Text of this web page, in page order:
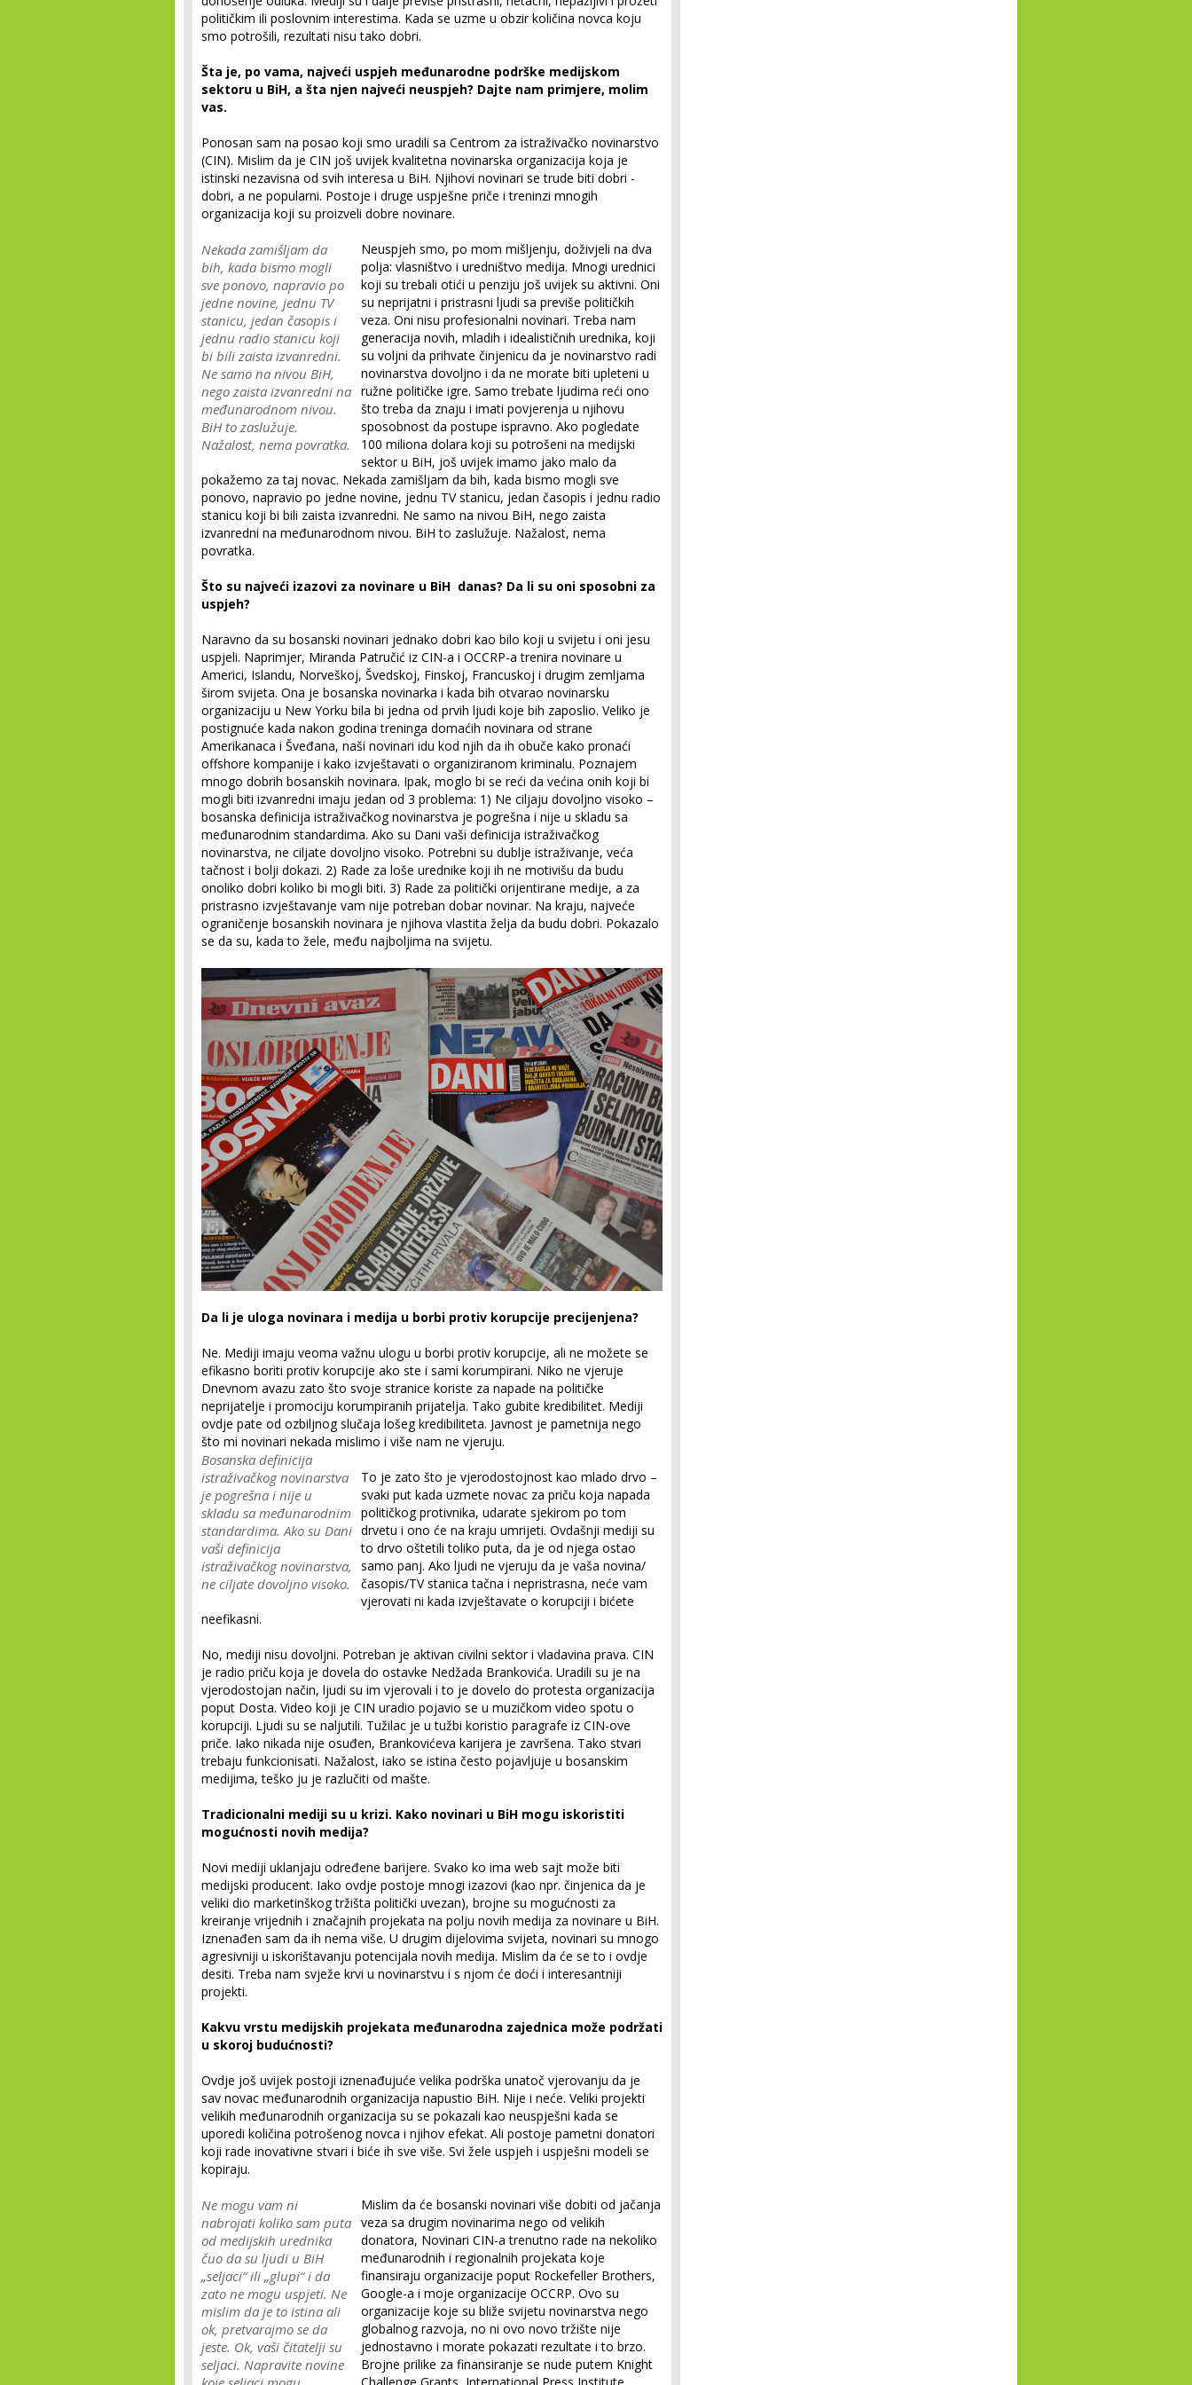
političkim ili poslovnim interestima. Kada se uzme u obzir količina novca koju
smo potrošili, rezultati nisu tako dobri.
Šta je, po vama, najveći uspjeh međunarodne podrške medijskom
sektoru u BiH, a šta njen najveći neuspjeh? Dajte nam primjere, molim
vas.
Ponosan sam na posao koji smo uradili sa Centrom za istraživačko novinarstvo
(CIN). Mislim da je CIN još uvijek kvalitetna novinarska organizacija koja je
istinski nezavisna od svih interesa u BiH. Njihovi novinari se trude biti dobri -
dobri, a ne popularni. Postoje i druge uspješne priče i treninzi mnogih
organizacija koji su proizveli dobre novinare.
Nekada zamišljam da
bih, kada bismo mogli
sve ponovo, napravio po
jedne novine, jednu TV
stanicu, jedan časopis i
jednu radio stanicu koji
bi bili zaista izvanredni.
Ne samo na nivou BiH,
nego zaista izvanredni na
međunarodnom nivou.
BiH to zaslužuje.
Nažalost, nema povratka.
Neuspjeh smo, po mom mišljenju, doživjeli na dva
polja: vlasništvo i uredništvo medija. Mnogi urednici
koji su trebali otići u penziju još uvijek su aktivni. Oni
su neprijatni i pristrasni ljudi sa previše političkih
veza. Oni nisu profesionalni novinari. Treba nam
generacija novih, mladih i idealističnih urednika, koji
su voljni da prihvate činjenicu da je novinarstvo radi
novinarstva dovoljno i da ne morate biti upleteni u
ružne političke igre. Samo trebate ljudima reći ono
što treba da znaju i imati povjerenja u njihovu
sposobnost da postupe ispravno. Ako pogledate
100 miliona dolara koji su potrošeni na medijski
sektor u BiH, još uvijek imamo jako malo da
pokažemo za taj novac. Nekada zamišljam da bih, kada bismo mogli sve
ponovo, napravio po jedne novine, jednu TV stanicu, jedan časopis i jednu radio
stanicu koji bi bili zaista izvanredni. Ne samo na nivou BiH, nego zaista
izvanredni na međunarodnom nivou. BiH to zaslužuje. Nažalost, nema
povratka.
Što su najveći izazovi za novinare u BiH danas? Da li su oni sposobni za
uspjeh?
Naravno da su bosanski novinari jednako dobri kao bilo koji u svijetu i oni jesu
uspjeli. Naprimjer, Miranda Patručić iz CIN-a i OCCRP-a trenira novinare u
Americi, Islandu, Norveškoj, Švedskoj, Finskoj, Francuskoj i drugim zemljama
širom svijeta. Ona je bosanska novinarka i kada bih otvarao novinarsku
organizaciju u New Yorku bila bi jedna od prvih ljudi koje bih zaposlio. Veliko je
postignuće kada nakon godina treninga domaćih novinara od strane
Amerikanaca i Šveđana, naši novinari idu kod njih da ih obuče kako pronaći
offshore kompanije i kako izvještavati o organiziranom kriminalu. Poznajem
mnogo dobrih bosanskih novinara. Ipak, moglo bi se reći da većina onih koji bi
mogli biti izvanredni imaju jedan od 3 problema: 1) Ne ciljaju dovoljno visoko –
bosanska definicija istraživačkog novinarstva je pogrešna i nije u skladu sa
međunarodnim standardima. Ako su Dani vaši definicija istraživačkog
novinarstva, ne ciljate dovoljno visoko. Potrebni su dublje istraživanje, veća
tačnost i bolji dokazi. 2) Rade za loše urednike koji ih ne motivišu da budu
onoliko dobri koliko bi mogli biti. 3) Rade za politički orijentirane medije, a za
pristrasno izvještavanje vam nije potreban dobar novinar. Na kraju, najveće
ograničenje bosanskih novinara je njihova vlastita želja da budu dobri. Pokazalo
se da su, kada to žele, među najboljima na svijetu.
Da li je uloga novinara i medija u borbi protiv korupcije precijenjena?
Ne. Mediji imaju veoma važnu ulogu u borbi protiv korupcije, ali ne možete se
efikasno boriti protiv korupcije ako ste i sami korumpirani. Niko ne vjeruje
Dnevnom avazu zato što svoje stranice koriste za napade na političke
neprijatelje i promociju korumpiranih prijatelja. Tako gubite kredibilitet. Mediji
ovdje pate od ozbiljnog slučaja lošeg kredibiliteta. Javnost je pametnija nego
što mi novinari nekada mislimo i više nam ne vjeruju.
Bosanska definicija
istraživačkog novinarstva
je pogrešna i nije u
skladu sa međunarodnim
standardima. Ako su Dani
vaši definicija
istraživačkog novinarstva,
ne ciljate dovoljno visoko.
To je zato što je vjerodostojnost kao mlado drvo –
svaki put kada uzmete novac za priču koja napada
političkog protivnika, udarate sjekirom po tom
drvetu i ono će na kraju umrijeti. Ovdašnji mediji su
to drvo oštetili toliko puta, da je od njega ostao
samo panj. Ako ljudi ne vjeruju da je vaša novina/
časopis/TV stanica tačna i nepristrasna, neće vam
vjerovati ni kada izvještavate o korupciji i bićete
neefikasni.
No, mediji nisu dovoljni. Potreban je aktivan civilni sektor i vladavina prava. CIN
je radio priču koja je dovela do ostavke Nedžada Brankovića. Uradili su je na
vjerodostojan način, ljudi su im vjerovali i to je dovelo do protesta organizacija
poput Dosta. Video koji je CIN uradio pojavio se u muzičkom video spotu o
korupciji. Ljudi su se naljutili. Tužilac je u tužbi koristio paragrafe iz CIN-ove
priče. Iako nikada nije osuđen, Brankovićeva karijera je završena. Tako stvari
trebaju funkcionisati. Nažalost, iako se istina često pojavljuje u bosanskim
medijima, teško ju je razlučiti od mašte.
Tradicionalni mediji su u krizi. Kako novinari u BiH mogu iskoristiti
mogućnosti novih medija?
Novi mediji uklanjaju određene barijere. Svako ko ima web sajt može biti
medijski producent. Iako ovdje postoje mnogi izazovi (kao npr. činjenica da je
veliki dio marketinškog tržišta politički uvezan), brojne su mogućnosti za
kreiranje vrijednih i značajnih projekata na polju novih medija za novinare u BiH.
Iznenađen sam da ih nema više. U drugim dijelovima svijeta, novinari su mnogo
agresivniji u iskorištavanju potencijala novih medija. Mislim da će se to i ovdje
desiti. Treba nam svježe krvi u novinarstvu i s njom će doći i interesantniji
projekti.
Kakvu vrstu medijskih projekata međunarodna zajednica može podržati
u skoroj budućnosti?
Ovdje još uvijek postoji iznenađujuće velika podrška unatoč vjerovanju da je
sav novac međunarodnih organizacija napustio BiH. Nije i neće. Veliki projekti
velikih međunarodnih organizacija su se pokazali kao neuspješni kada se
uporedi količina potrošenog novca i njihov efekat. Ali postoje pametni donatori
koji rade inovativne stvari i biće ih sve više. Svi žele uspjeh i uspješni modeli se
kopiraju.
Ne mogu vam ni
nabrojati koliko sam puta
od medijskih urednika
čuo da su ljudi u BiH
„seljaci“ ili „glupi“ i da
zato ne mogu uspjeti. Ne
mislim da je to istina ali
ok, pretvarajmo se da
jeste. Ok, vaši čitatelji su
seljaci. Napravite novine
Mislim da će bosanski novinari više dobiti od jačanja
veza sa drugim novinarima nego od velikih
donatora, Novinari CIN-a trenutno rade na nekoliko
međunarodnih i regionalnih projekata koje
finansiraju organizacije poput Rockefeller Brothers,
Google-a i moje organizacije OCCRP. Ovo su
organizacije koje su bliže svijetu novinarstva nego
globalnog razvoja, no ni ovo novo tržište nije
jednostavno i morate pokazati rezultate i to brzo.
Brojne prilike za finansiranje se nude putem Knight